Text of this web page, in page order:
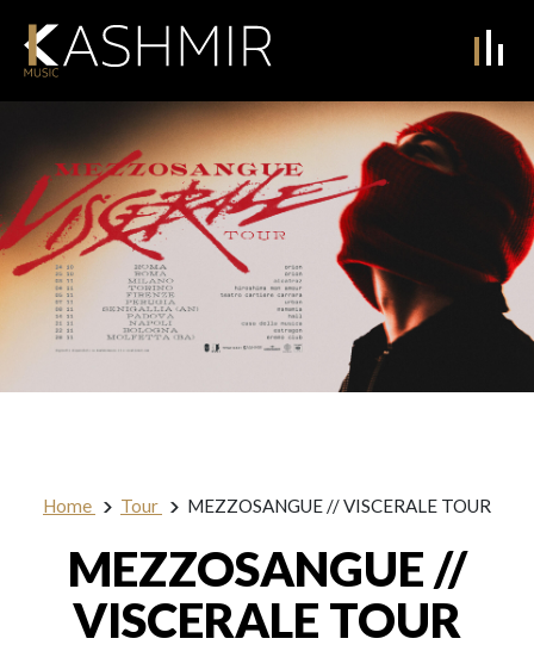
Home Tour MEZZOSANGUE // VISCERALE TOUR
MEZZOSANGUE //
VISCERALE TOUR